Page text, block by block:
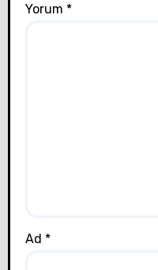
Yorum *
Ad *